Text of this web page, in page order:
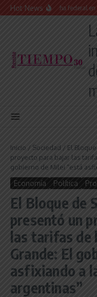
Saltar al contenido
Hot News
Masiva marcha federal en
Inicio / Sociedad / El
proyecto para bajar las
gobierno de Milei “está
Economía Política
El Bloque de
presentó un
las tarifas de
Grande: El
asfixiando a
argentinas”